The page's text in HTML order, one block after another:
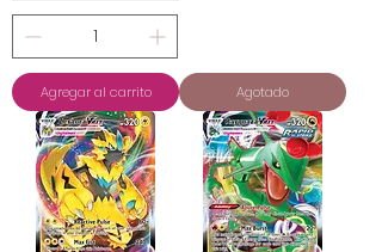
Agregar al carrito Agotado